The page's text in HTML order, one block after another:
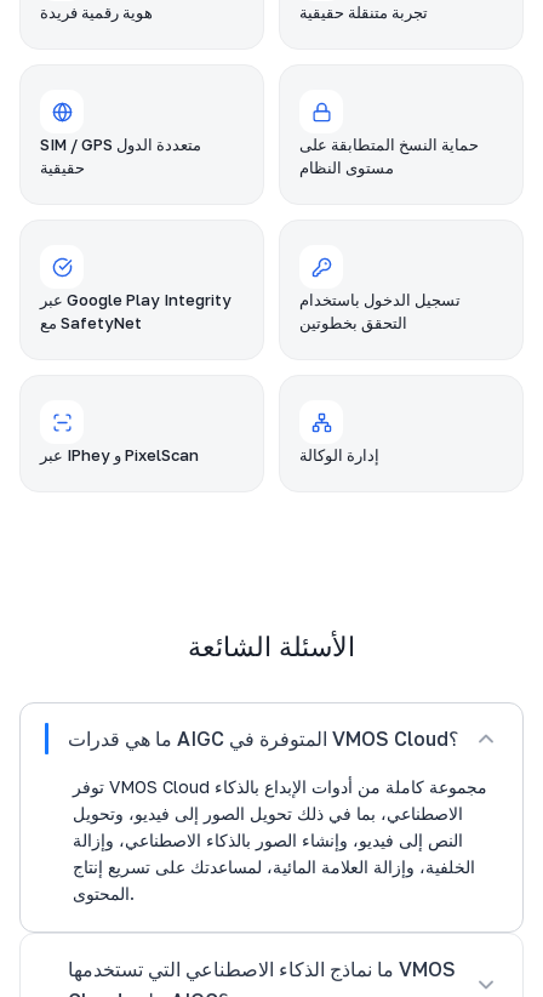
هوية رقمية فريدة تجربة متنقلة حقيقية
SIM / GPS متعددة الدول
حقيقية
حماية النسخ المتطابقة على
مستوى النظام
عبر Google Play Integrity
مع SafetyNet
تسجيل الدخول باستخدام
التحقق بخطوتين
عبر IPhey و PixelScan إدارة الوكالة
الأسئلة الشائعة
ما هي قدرات AIGC المتوفرة في VMOS Cloud؟
توفر VMOS Cloud مجموعة كاملة من أدوات الإبداع بالذكاء
الاصطناعي، بما في ذلك تحويل الصور إلى فيديو، وتحويل
النص إلى فيديو، وإنشاء الصور بالذكاء الاصطناعي، وإزالة
الخلفية، وإزالة العلامة المائية، لمساعدتك على تسريع إنتاج
المحتوى.
ما نماذج الذكاء الاصطناعي التي تستخدمها VMOS